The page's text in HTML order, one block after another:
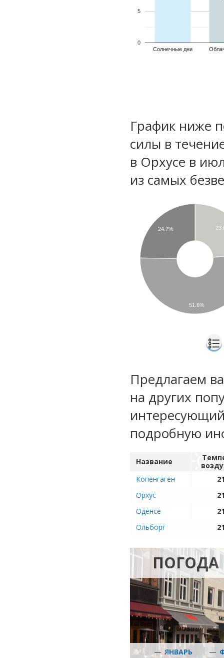
Солнечные дни
0
5
График ниже
силы в
в Орхусе в
из самых
24.7%
51.6%
Предлагаем
на других
подробную
Название
Копенгаген
Орхус
Оденсе
Ольборг
ПОГОДА
—ЯНВАРЬ —